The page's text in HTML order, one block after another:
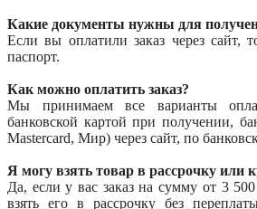
Какие документы нужны для
Если вы оплатили заказ через сайт,
паспорт.
Как можно оплатить заказ?
Мы принимаем все варианты
банковской картой при получении,
Mastercard, Мир) через сайт, по
Я могу взять товар в рассрочку или
Да, если у вас заказ на сумму от 3
взять его в рассрочку без